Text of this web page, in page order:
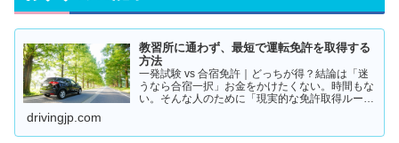
教習所に通わず、最短で運転免許を取得する
方法
一発試験 vs 合宿免許｜どっちが得？結論は「迷
うなら合宿一択」お金をかけたくない。時間もな
い。そんな人のために「現実的な免許取得ルー
2つです。・一発試験…
drivingjp.com